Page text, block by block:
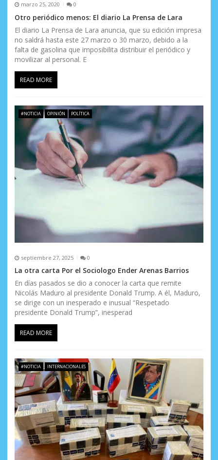
marzo 25, 2020 0
Otro periódico menos: El diario La Prensa de Lara
El diario La Prensa de Lara anuncia, que su edición impresa
no saldrá hasta este 27 marzo o 30 marzo, debido a la
falta de gasolina que imposibilita distribuir el periódico y
movilizar al personal. E
READ MORE
#NOTICIA OPINIÓN POLÍTICA
septiembre 27, 2025 0
La otra carta Por el Sociologo Ender Arenas Barrios
En días pasados se dio a conocer la carta que remite
Nicolás Maduro al presidente Donald Trump. A él, Maduro,
se dirige con un inesperado e inusual “Respetado
presidente Donald Trump”, inesperad
READ MORE
#NOTICIA INTERNACIONALES